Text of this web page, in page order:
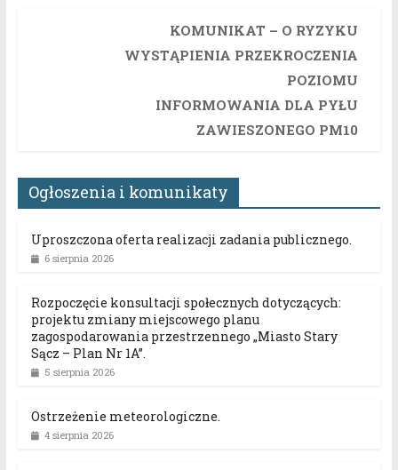
KOMUNIKAT – O RYZYKU
WYSTĄPIENIA PRZEKROCZENIA
POZIOMU
INFORMOWANIA DLA PYŁU
ZAWIESZONEGO PM10
Ogłoszenia i komunikaty
Uproszczona oferta realizacji zadania publicznego.
6 sierpnia 2026
Rozpoczęcie konsultacji społecznych dotyczących:
projektu zmiany miejscowego planu
zagospodarowania przestrzennego „Miasto Stary
Sącz – Plan Nr 1A”.
5 sierpnia 2026
Ostrzeżenie meteorologiczne.
4 sierpnia 2026